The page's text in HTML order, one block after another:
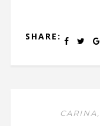
SHARE:
CARINA,